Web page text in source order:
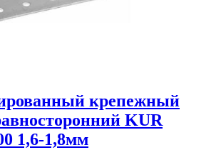
крепежный
KUR
1,6-1,8мм